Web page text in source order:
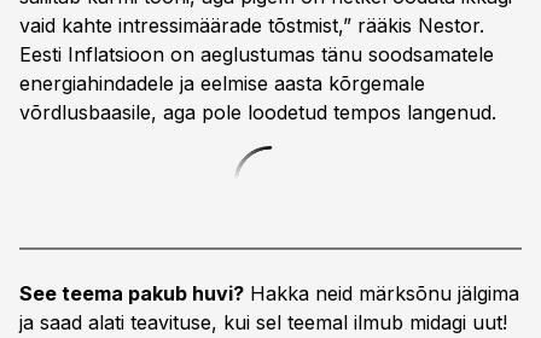
vaid kahte intressimäärade tõstmist,” rääkis Nestor.
Eesti Inflatsioon on aeglustumas tänu soodsamatele
energiahindadele ja eelmise aasta kõrgemale
võrdlusbaasile, aga pole loodetud tempos langenud.
See teema pakub huvi? Hakka neid märksõnu jälgima
ja saad alati teavituse, kui sel teemal ilmub midagi uut!